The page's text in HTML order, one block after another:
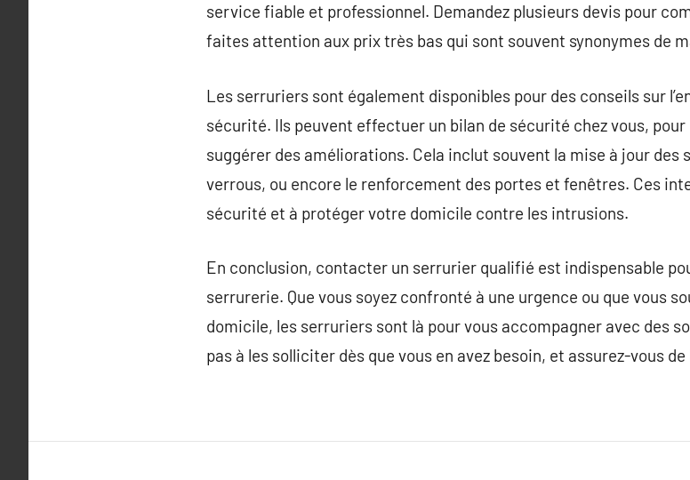
service fiable et professionnel. Demandez plusieurs devis pour
faites attention aux prix très bas qui sont souvent synonymes de
Les serruriers sont également disponibles pour des conseils sur
sécurité. Ils peuvent effectuer un bilan de sécurité chez vous,
suggérer des améliorations. Cela inclut souvent la mise à jour des
verrous, ou encore le renforcement des portes et fenêtres. Ces
sécurité et à protéger votre domicile contre les intrusions.
En conclusion, contacter un serrurier qualifié est indispensable
serrurerie. Que vous soyez confronté à une urgence ou que vous
domicile, les serruriers sont là pour vous accompagner avec des
pas à les solliciter dès que vous en avez besoin, et assurez-vous